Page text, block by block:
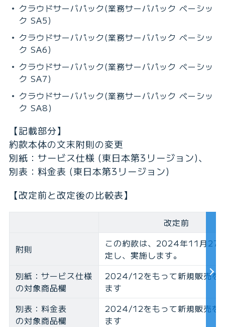
クラウドサーバパック(業務サーバパック ベーシッ
ク SA5)
クラウドサーバパック(業務サーバパック ベーシッ
ク SA6)
クラウドサーバパック(業務サーバパック ベーシッ
ク SA7)
クラウドサーバパック(業務サーバパック ベーシッ
ク SA8)
【記載部分】
約款本体の文末附則の変更
別紙：サービス仕様 (東日本第3リージョン)、
別表：料金表 (東日本第3リージョン)
【改定前と改定後の比較表】
改定前
附則
この約款は、2024年11月27
定し、実施します。
別紙：サービス仕様
の対象商品欄
2024/12をもって新規販売を
ます
別表：料金表
の対象商品欄
2024/12をもって新規販売を
ます